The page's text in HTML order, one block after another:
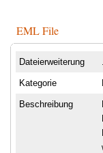
EML File
Dateierweiterung
Kategorie
Beschreibung